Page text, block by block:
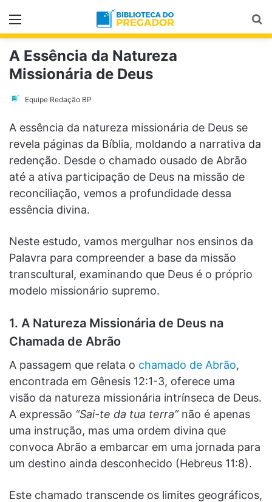
Menu
A Essência da Natureza
Missionária de Deus
Equipe Redação BP
A essência da natureza missionária de Deus se
revela páginas da Bíblia, moldando a narrativa da
redenção. Desde o chamado ousado de Abrão
até a ativa participação de Deus na missão de
reconciliação, vemos a profundidade dessa
essência divina.
Neste estudo, vamos mergulhar nos ensinos da
Palavra para compreender a base da missão
transcultural, examinando que Deus é o próprio
modelo missionário supremo.
1. A Natureza Missionária de Deus na
Chamada de Abrão
A passagem que relata o chamado de Abrão,
encontrada em Gênesis 12:1-3, oferece uma
visão da natureza missionária intrínseca de Deus.
A expressão “Sai-te da tua terra”não é apenas
uma instrução, mas uma ordem divina que
convoca Abrão a embarcar em uma jornada para
um destino ainda desconhecido (Hebreus 11:8).
Este chamado transcende os limites geográficos,